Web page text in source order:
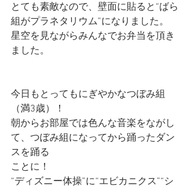
とても素敵なので、壁面に貼ると“ばら
組がプラネタリウム”になりました。
星空を見ながらみんなでお弁当を頂き
ました。
今日もとってもにぎやかなつぼみ組
（満3歳）！
朝からお部屋では色んな音楽をながし
て、つぼみ組になってから踊ったダン
スを踊る
ことに！
“ディズニー体操”に“エビカニクス”“シ